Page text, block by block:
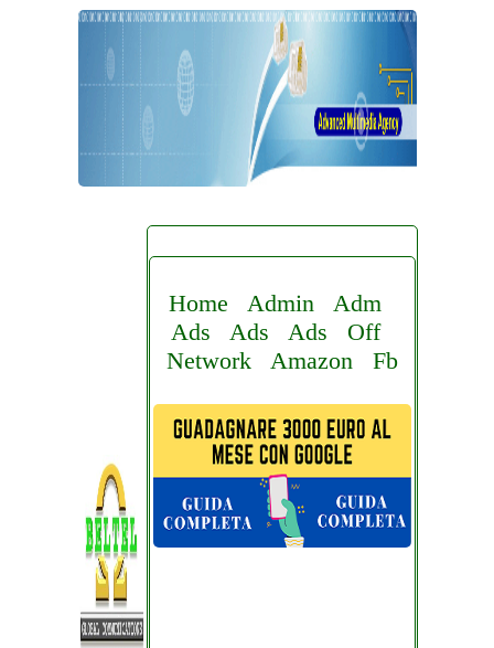
Home Admin
Adm
Ads
Ads Ads
Off
Network
Amazon Fb